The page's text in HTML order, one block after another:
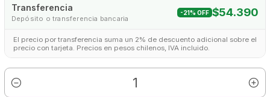
Transferencia
Depósito o transferencia bancaria
-21% OFF $54.390
El precio por transferencia suma un 2% de descuento adicional sobre el
precio con tarjeta. Precios en pesos chilenos, IVA incluido.
Cantidad